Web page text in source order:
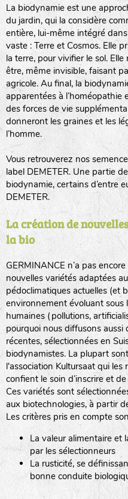
La biodynamie est une
du jardin, qui la considère
entière, lui-même intégré
vaste : Terre et Cosmos. Elle
la terre, pour vivifier le sol.
être, même invisible, faisant
agricole. Au final, la
apparentées à
des forces de vie
donneront les graines et les
l’homme.
Vous retrouverez nos
label DEMETER. Une partie
biodynamie, certains d’entre
DEMETER.
La création de
la bio
GERMINANCE n’a pas
nouvelles variétés adaptées
pédoclimatiques actuelles (et
environnement évoluant sous
humaines (pollutions,
pourquoi nous diffusons aussi
récentes, sélectionnées en
biodynamistes. La plupart
l'association Kultursaat qui les
confient le soin d’inscrire et
Ces variétés sont
aux biotechnologies, à partir
Les critères pris en compte
La valeur alimentaire et
par les sélectionneurs
La rusticité, se
bonne conduite
BINGENHEIMER
DE BOLSTER (DBO)
GRAINE DEL PAÏS
JARDIN EN’VIE (JEV)
LA BOITE A GRAINES
LA RÉFÉRENCE :F BEL
F : Fleurs.
Les autres catégories étant :
: Engrais vert
L: Légumes
A: Aromatiques
BEL : Code de la variété
(Ici
20 : Année de récolte(ici
BPA : Initiales du producteur
semence.
1 : Numéro d’ordre du lot
A : Sans calibre.
G: Gros
M: Moyen calibre
P: Petit calibre
Légumes feuilles
Légumes racines
Plantes aromatiques